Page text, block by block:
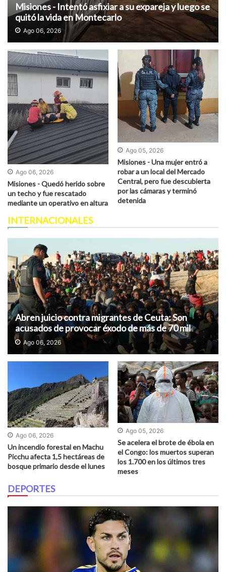
Misiones - Intentó asfixiar a su expareja y luego se
quitó la vida en Montecarlo
Ago 06, 2026
Ago 06, 2026
Misiones - Quedó herido sobre
un techo y fue rescatado
mediante un operativo en altura
Ago 05, 2026
Misiones - Una mujer entró a
robar a un local del Mercado
Central, pero fue descubierta
por las cámaras y terminó
detenida
INTERNACIONALES
Abren juicio contra migrantes de Ceuta: Son
acusados de provocar éxodo de más de 70 mil
personas
Ago 06, 2026
Ago 06, 2026
Un incendio forestal en Machu
Picchu afecta 1,5 hectáreas de
bosque primario desde el lunes
Ago 05, 2026
Se acelera el brote de ébola en
el Congo: los muertos superan
los 1.700 en los últimos tres
meses
DEPORTES